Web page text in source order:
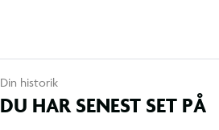
Din historik
DU HAR SENEST SET PÅ